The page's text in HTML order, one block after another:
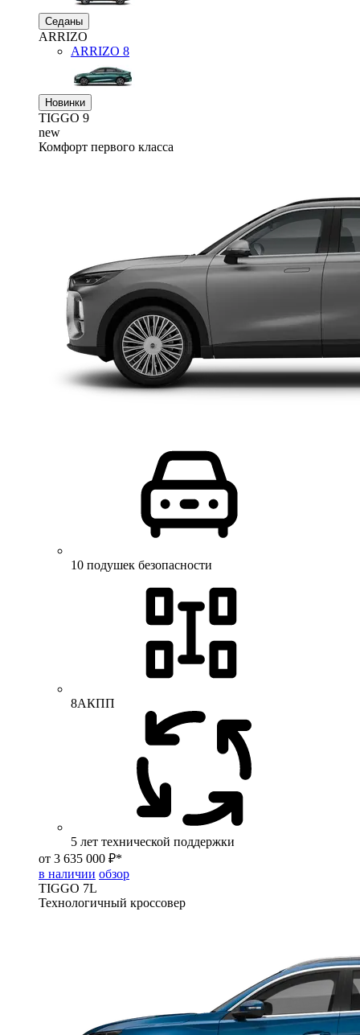
Седаны
ARRIZO
ARRIZO 8
Новинки
TIGGO 9
new
Комфорт первого класса
10 подушек безопасности
8АКПП
5 лет технической поддержки
от 3 635 000 ₽*
в наличии обзор
TIGGO 7L
Технологичный кроссовер